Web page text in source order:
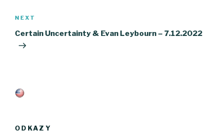
Next
Post
NEXT
Certain Uncertainty & Evan Leybourn – 7.12.2022
ODKAZY